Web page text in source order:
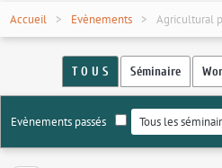
Accueil Evènements Agricultural
T O U S Séminaire
Evènements passés